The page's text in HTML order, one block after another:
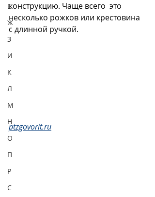
Е
Ж
З
И
К
Л
М
Н
О
П
Р
С
конструкцию. Чаще всего  это
несколько рожков или крестовина
с длинной ручкой.
ptzgovorit.ru